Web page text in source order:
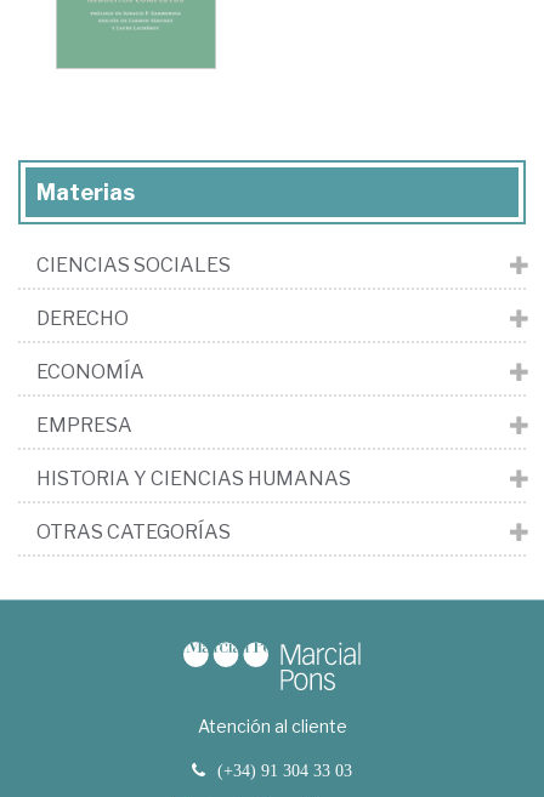
Materias
CIENCIAS SOCIALES
DERECHO
ECONOMÍA
EMPRESA
HISTORIA Y CIENCIAS HUMANAS
OTRAS CATEGORÍAS
Atención al cliente
(+34) 91 304 33 03